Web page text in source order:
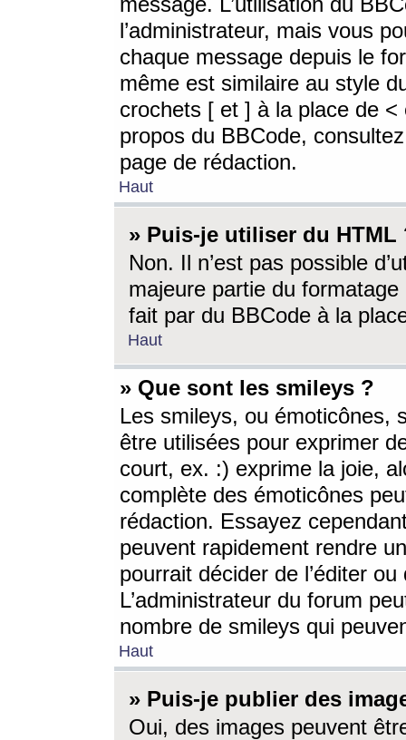
l’administrateur, mais vous
chaque message depuis le
même est similaire au style
crochets [ et ] à la place de <
propos du BBCode,
page de rédaction.
Haut
» Puis-je utiliser du HTML
Non. Il n’est pas possible
majeure partie du
fait par du BBCode à la
Haut
» Que sont les smileys ?
Les smileys, ou émoticônes,
être utilisées pour exprimer
court, ex. :) exprime la joie,
complète des émoticônes
rédaction. Essayez
peuvent rapidement rendre
pourrait décider de l’éditer
L’administrateur du forum
nombre de smileys qui
Haut
» Puis-je publier des
Oui, des images peuvent